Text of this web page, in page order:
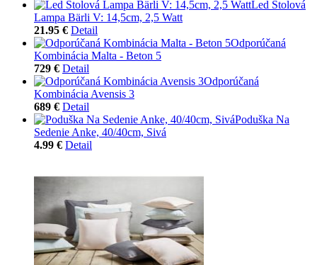
Led Stolová
Lampa Bärli V: 14,5cm, 2,5 Watt
21.95 € Detail
Odporúčaná
Kombinácia Malta - Beton 5
729 € Detail
Odporúčaná
Kombinácia Avensis 3
689 € Detail
Poduška Na
Sedenie Anke, 40/40cm, Sivá
4.99 € Detail